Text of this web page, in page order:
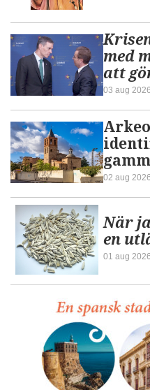
med
att
03 aug 2026
02 aug 2026
När
en
01 aug 2026